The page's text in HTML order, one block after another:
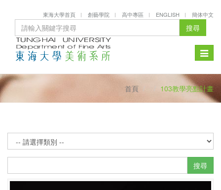
東海大學首頁 創藝學院 高中專區 ENGLISH 簡体中文
搜尋
Toggle
首頁 103教學亮點計畫
搜尋